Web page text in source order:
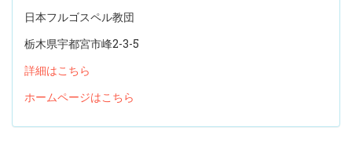
日本フルゴスペル教団
栃木県宇都宮市峰2-3-5
詳細はこちら
ホームページはこちら